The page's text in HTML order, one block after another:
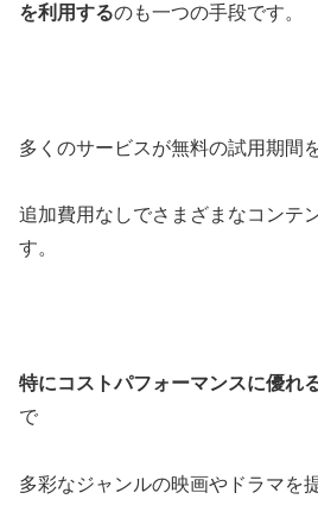
を利用するのも一つの手段です。
多くのサービスが無料の試用期間
追加費用なしでさまざまなコンテ
す。
特にコストパフォーマンスに優れ
で
多彩なジャンルの映画やドラマを